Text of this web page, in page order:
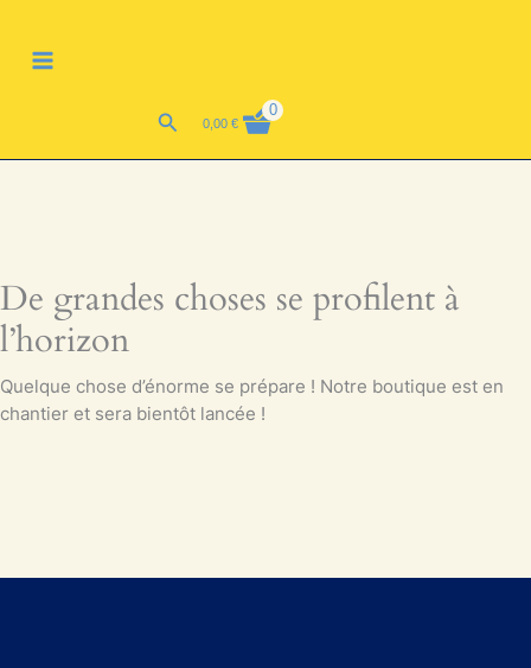
contenuMENU
Rechercher
0,00€
0
De grandes choses se profilent à
l’horizon
Quelque chose d’énorme se prépare ! Notre boutique est en
chantier et sera bientôt lancée !